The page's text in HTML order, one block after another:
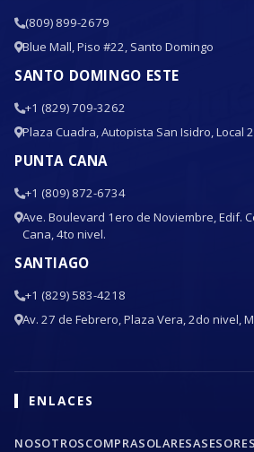
(809) 899-2679
Blue Mall, Piso #22, Santo Domingo
SANTO DOMINGO ESTE
+1 (829) 709-3262
Plaza Cuadra, Autopista San Isidro, Local
PUNTA CANA
+1 (809) 872-6734
Ave. Boulevard 1ero de Noviembre, Edif.
Cana, 4to nivel.
SANTIAGO
+1 (829) 583-4218
Av. 27 de Febrero, Plaza Vera, 2do nivel,
ENLACES
NOSOTROSCOMPRASOLARESASESORES